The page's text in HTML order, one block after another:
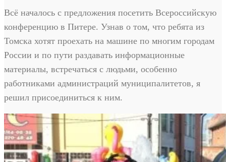
Всё началось с предложения посетить Всероссийскую
конференцию в Питере. Узнав о том, что ребята из
Томска хотят проехать на машине по многим городам
России и по пути раздавать информационные
материалы, встречаться с людьми, особенно
работниками администраций муниципалитетов, я
решил присоединиться к ним.